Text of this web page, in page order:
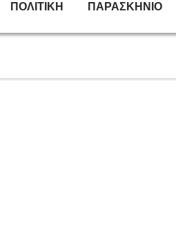
ΠΟΛΙΤΙΚΗ ΠΑΡΑΣΚΗΝΙΟ